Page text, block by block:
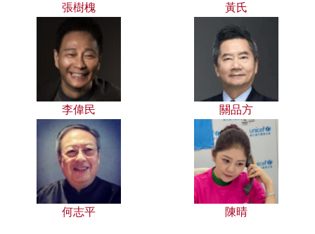
張樹槐 黃氏
李偉民 關品方
何志平 陳晴